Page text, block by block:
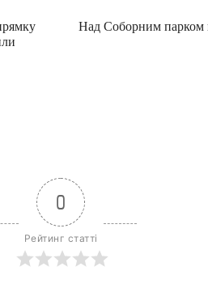
Над Соборним парком
0
Рейтинг статті